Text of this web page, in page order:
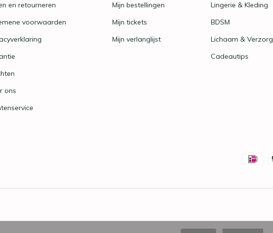
en retourneren
voorwaarden
ons
Mijn bestellingen
Mijn tickets
Mijn verlanglijst
Lingerie & Kleding
BDSM
Lichaam &
Cadeautips